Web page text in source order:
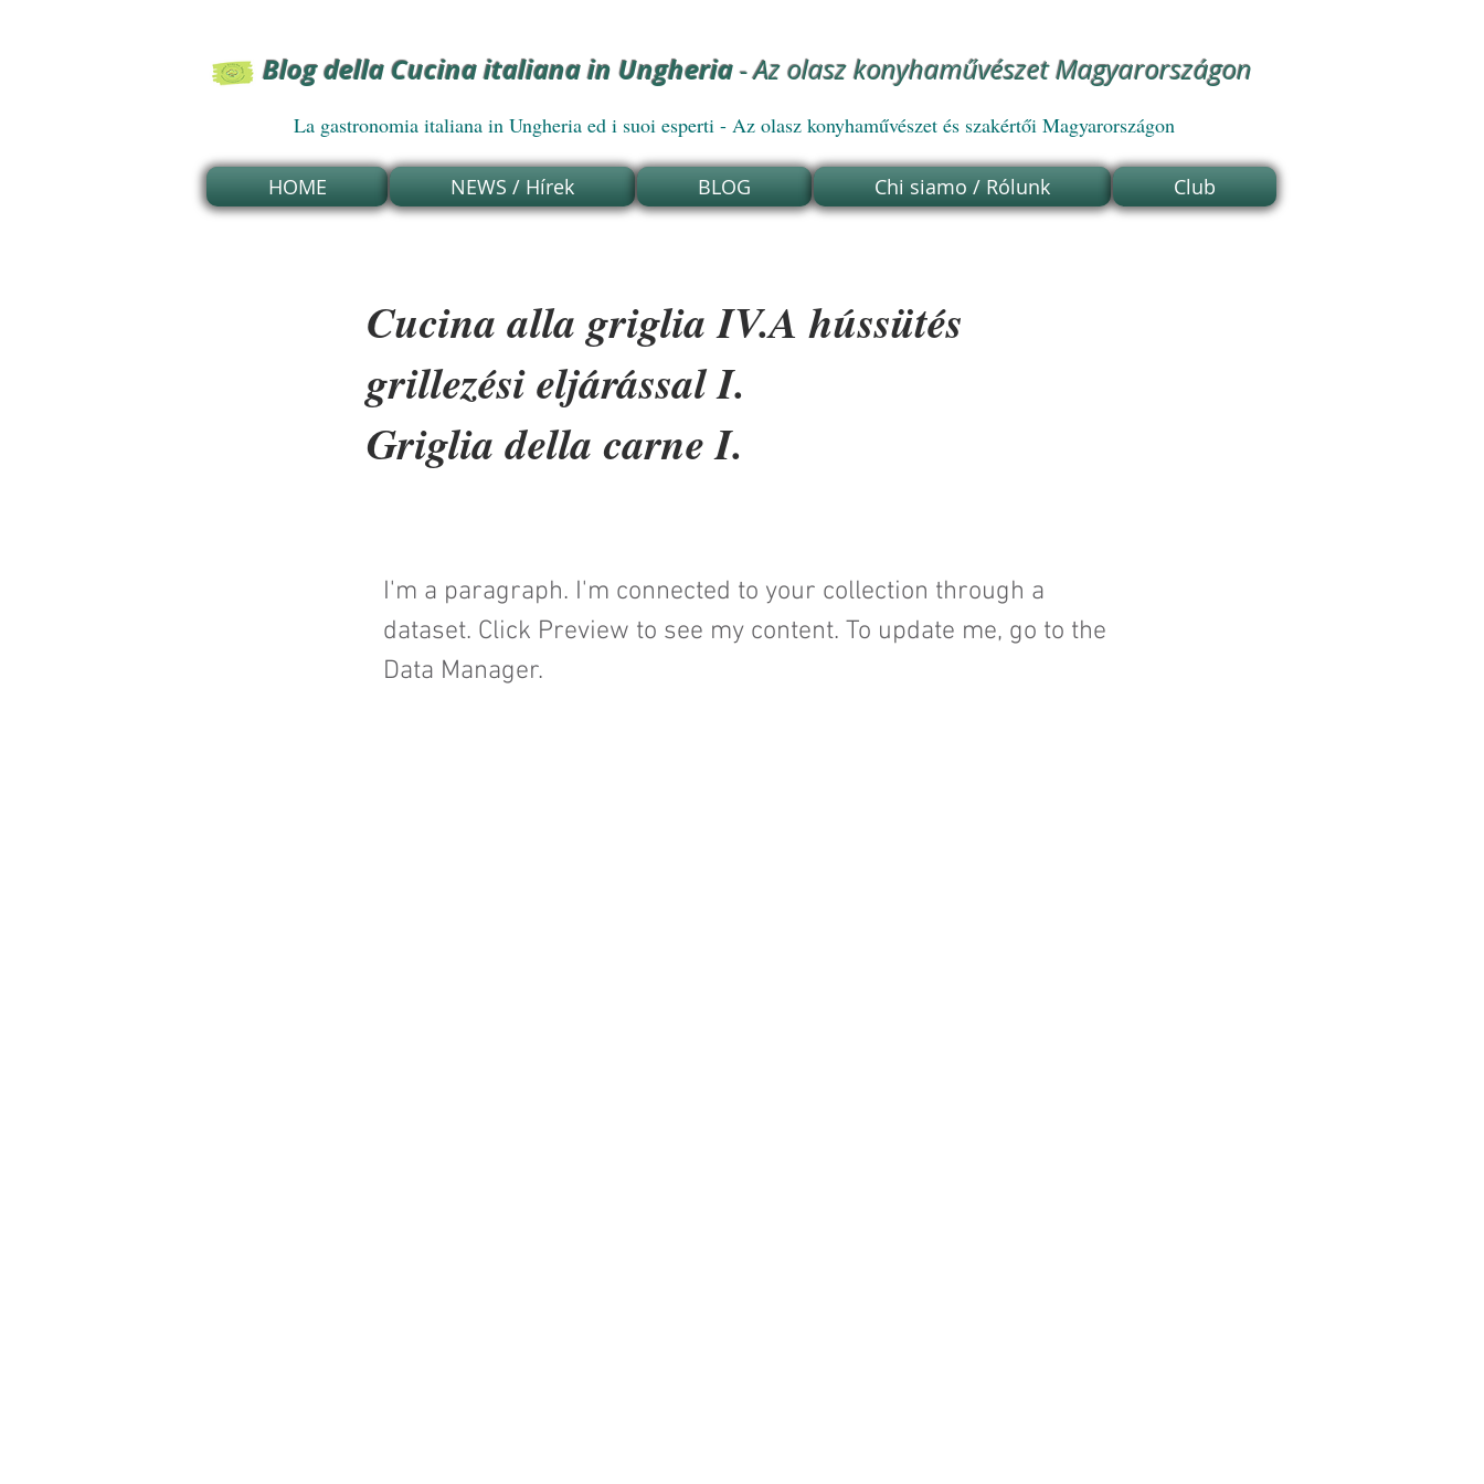
Blog della Cucina italiana in Ungheria- Az olasz konyhaművészet Magyarországon
La gastronomia italiana in Ungheria ed i suoi esperti - Az olasz konyhaművészet és szakértői Magyarországon
HOME NEWS / Hírek BLOG Chi siamo / Rólunk Club
Cucina alla griglia IV.A hússütés
grillezési eljárással I.
Griglia della carne I.
I'm a paragraph. I'm connected to your collection through a
dataset. Click Preview to see my content. To update me, go to the
Data Manager.